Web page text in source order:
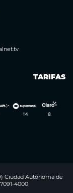
TARIFAS
Ciudad Autónoma de
4000